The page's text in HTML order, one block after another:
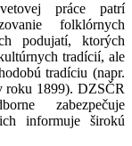
práce patrí
folklórnych
podujatí, ktorých
tradícií, ale
tradíciu (napr.
roku 1899). DZSČR
zabezpečuje
informuje širokú